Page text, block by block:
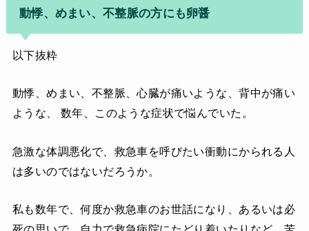
動悸、めまい、不整脈の方にも卵醤
以下抜粋
動悸、めまい、不整脈、心臓が痛いような、背中が痛い
ような、 数年、このような症状で悩んでいた。
急激な体調悪化で、救急車を呼びたい衝動にかられる人
は多いのではないだろうか。
私も数年で、何度か救急車のお世話になり、あるいは必